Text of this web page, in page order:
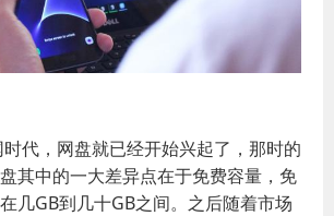
代，网盘就已经开始兴起了，那时的
其中的一大差异点在于免费容量，免
几GB到几十GB之间。之后随着市场